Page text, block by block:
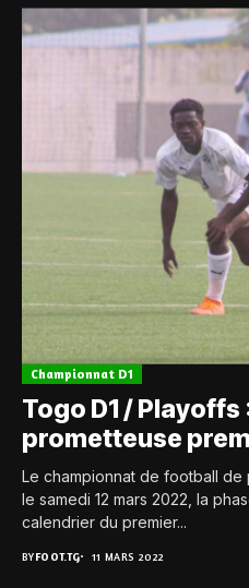
Championnat D1
Togo D1 / Playoffs
prometteuse
Le championnat de football
le samedi 12 mars 2022, la
calendrier du premier...
BYFOOT.TG 11 MARS 2022